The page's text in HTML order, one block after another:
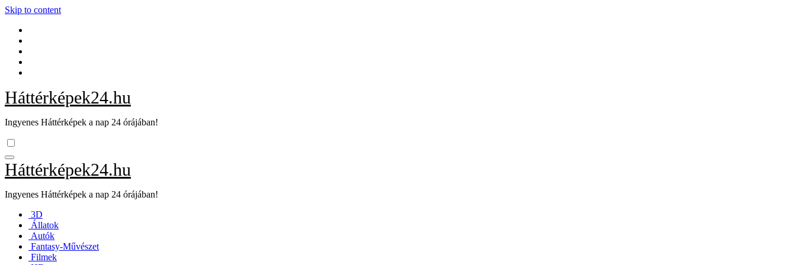
Skip to content
Háttérképek24.hu
Ingyenes Háttérképek a nap 24 órájában!
Háttérképek24.hu
Ingyenes Háttérképek a nap 24 órájában!
3D
Állatok
Autók
Fantasy-Művészet
Filmek